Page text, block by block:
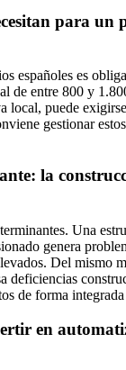
para un
españoles es
de entre 800 y
local, puede
gestionar
la
Una
genera
Del mismo
deficiencias
de forma
en